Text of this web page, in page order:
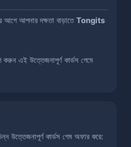
আগে আপনার দক্ষতা বাড়াতেTongits
এই উত্তেজনাপূর্ণ কার্ডস গেমে
উত্তেজনাপূর্ণ কার্ডস গেম অফার করে: